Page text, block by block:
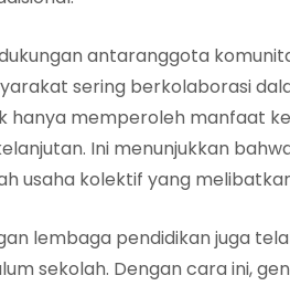
antaranggota
sering berkolaborasi
hanya memperoleh manfaat
Ini menunjukkan
usaha kolektif yang
lembaga pendidikan juga
sekolah. Dengan cara ini,